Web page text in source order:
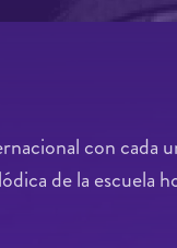
con cada
de la escuela